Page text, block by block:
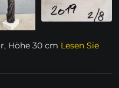
Höhe 30 cm Lesen Sie